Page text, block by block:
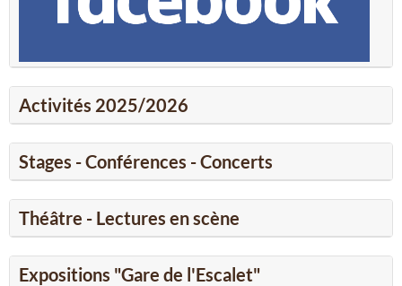
Activités 2025/2026
Stages - Conférences - Concerts
Théâtre - Lectures en scène
Expositions "Gare de l'Escalet"